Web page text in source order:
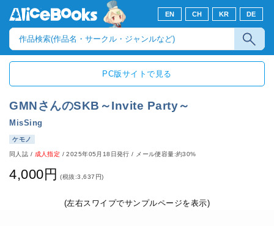
EN CH KR DE
PC版サイトで見る
GMNさんのSKB～Invite Party～
MisSing
ケモノ
同人誌 / 成人指定 /2025年05月18日発行 / メール便容量:約30%
4,000円 (税抜:3,637円)
(左右スワイプでサンプルページを表示)